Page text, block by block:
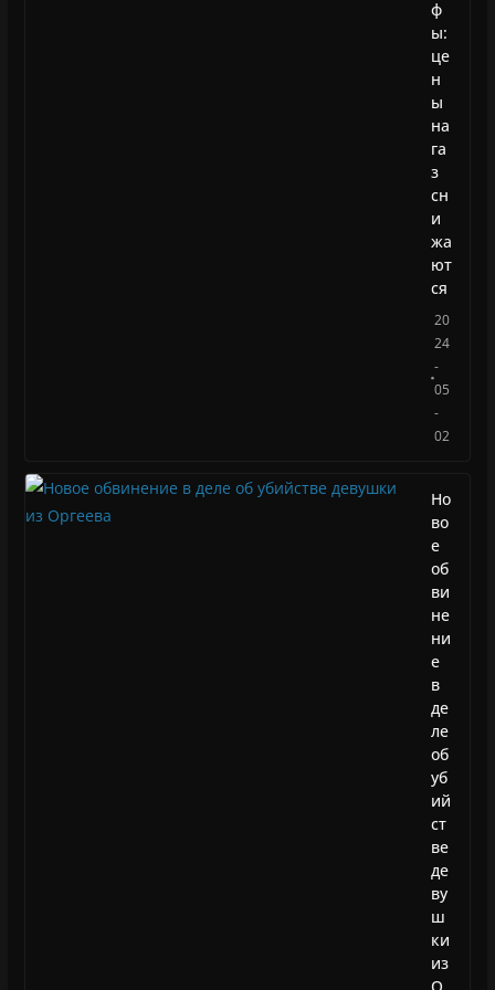
ф
ы:
це
н
ы
на
га
з
сн
и
жа
ют
ся
20
24
-
05
-
02
Но
во
е
об
ви
не
ни
е
в
де
ле
об
уб
ий
ст
ве
де
ву
ш
ки
из